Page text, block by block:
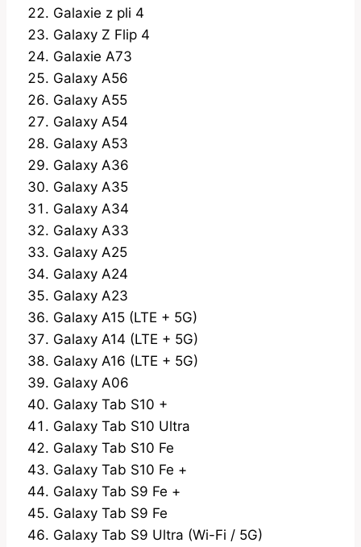
Galaxie z pli 4
Galaxy Z Flip 4
Galaxie A73
Galaxy A56
Galaxy A55
Galaxy A54
Galaxy A53
Galaxy A36
Galaxy A35
Galaxy A34
Galaxy A33
Galaxy A25
Galaxy A24
Galaxy A23
Galaxy A15 (LTE + 5G)
Galaxy A14 (LTE + 5G)
Galaxy A16 (LTE + 5G)
Galaxy A06
Galaxy Tab S10 +
Galaxy Tab S10 Ultra
Galaxy Tab S10 Fe
Galaxy Tab S10 Fe +
Galaxy Tab S9 Fe +
Galaxy Tab S9 Fe
Galaxy Tab S9 Ultra (Wi-Fi / 5G)